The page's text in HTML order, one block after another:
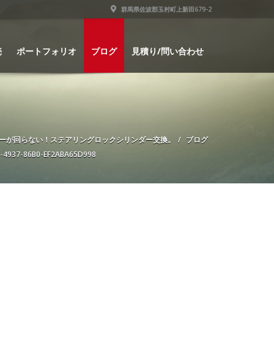
群馬県佐波郡玉村町上新田679-2
ポートフォリオ ブログ 見積り/問い合わせ
が回らない！ステアリングロックシリンダー交換。
ブログ
86B0-EF2ABA65D998